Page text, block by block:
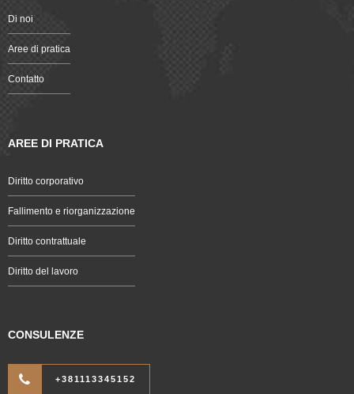
Di noi
Aree di pratica
Contatto
AREE DI PRATICA
Diritto corporativo
Fallimento e riorganizzazione
Diritto contrattuale
Diritto del lavoro
CONSULENZE
+381113345152